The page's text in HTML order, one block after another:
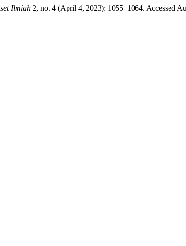
Ilmiah 2, no. 4 (April 4, 2023): 1055–1064. Accessed